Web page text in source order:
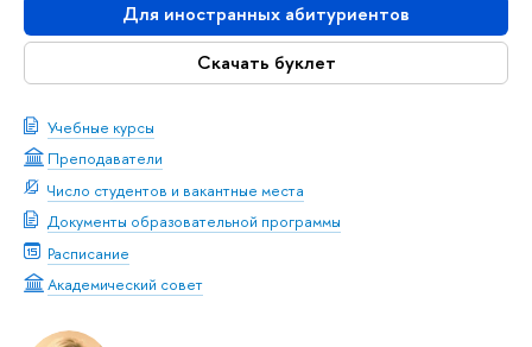
Для иностранных абитуриентов
Скачать буклет
Учебные курсы
Преподаватели
Число студентов и вакантные места
Документы образовательной программы
Расписание
Академический совет